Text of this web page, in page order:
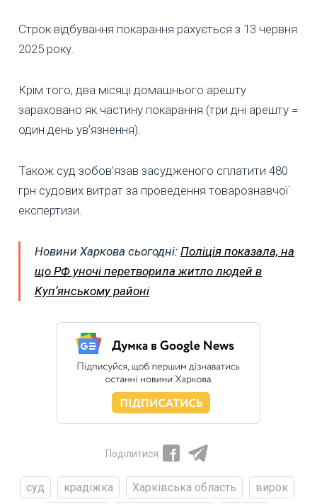
Строк відбування покарання рахується з 13 червня
2025 року.
Крім того, два місяці домашнього арешту
зараховано як частину покарання (три дні арешту =
один день ув’язнення).
Також суд зобов’язав засудженого сплатити 480
грн судових витрат за проведення товарознавчої
експертизи.
Новини Харкова сьогодні: Поліція показала, на
що РФ уночі перетворила житло людей в
Купʼянському районі
Поділитися
суд крадіжка Харківська область
вирок